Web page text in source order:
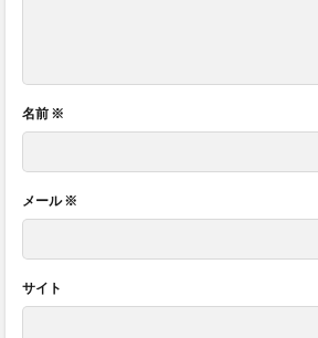
名前 ※
メール※
サイト